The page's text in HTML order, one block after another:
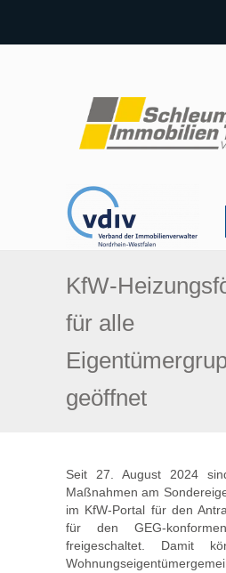
KfW-
für alle
geöffnet
Seit 27. August 2024
Maßnahmen am
im KfW-Portal für den
für den GEG-
freigeschaltet. Damit